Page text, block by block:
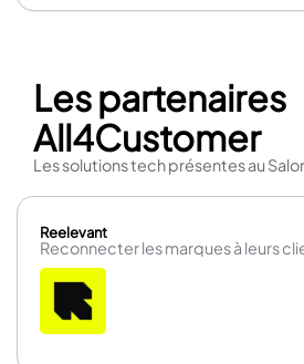
Les partenaires
All4Customer
Les solutions tech présentes au
Reelevant
Reconnecter les marques à leurs